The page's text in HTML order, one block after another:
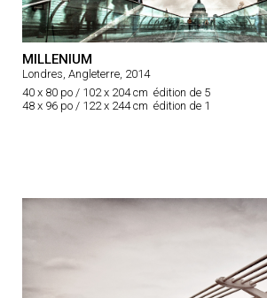
MILLENIUM
Londres, Angleterre, 2014
40 x 80 po / 102 x 204 cm édition de 5
48 x 96 po / 122 x 244 cm édition de 1